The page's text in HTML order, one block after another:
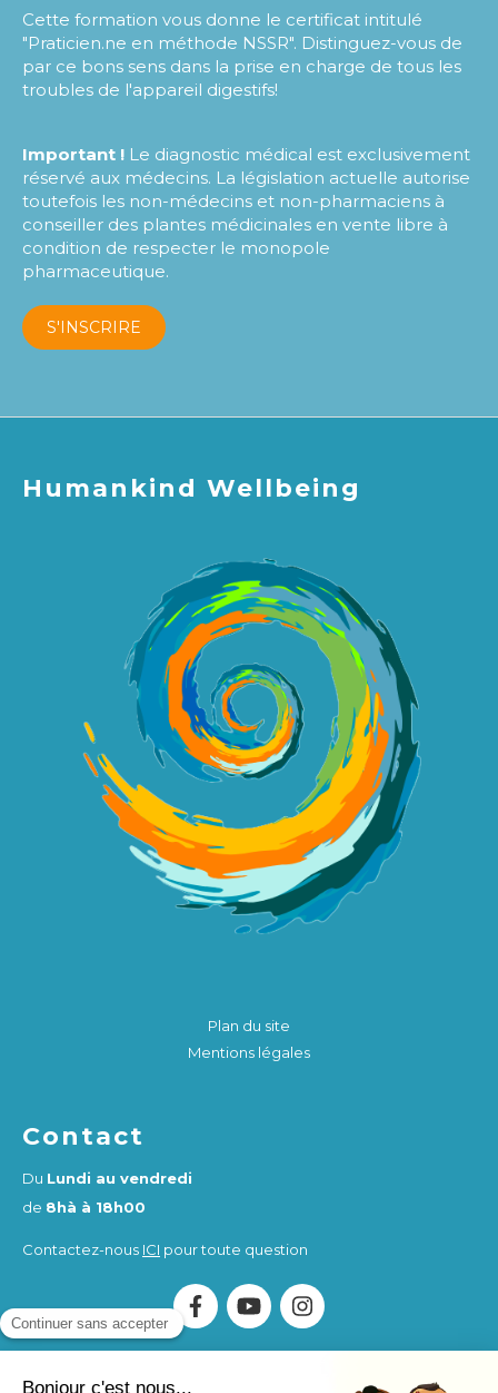
Cette formation vous donne le certificat intitulé
"Praticien.ne en méthode NSSR". Distinguez-vous de
par ce bons sens dans la prise en charge de tous les
troubles de l'appareil digestifs!
Important ! Le diagnostic médical est exclusivement
réservé aux médecins. La législation actuelle autorise
toutefois les non-médecins et non-pharmaciens à
conseiller des plantes médicinales en vente libre à
condition de respecter le monopole
pharmaceutique.
S'INSCRIRE
Humankind Wellbeing
Plan du site
Mentions légales
Contact
Du Lundi au vendredi
de 8hà à 18h00
Contactez-nous ICI pour toute question
Association Humankind Wellbeing SIRET : 923 516 587